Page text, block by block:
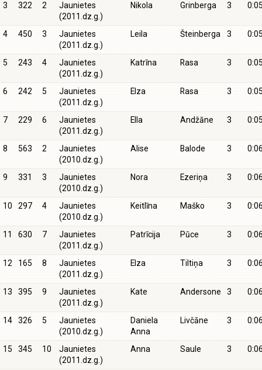
3 322 2
Jaunietes
(2011.dz.g.)
Nikola Grinberga 3
4 450 3
Jaunietes
(2011.dz.g.)
Leila Šteinberga 3
5 243 4
Jaunietes
(2011.dz.g.)
Katrīna Rasa 3
6 242 5
Jaunietes
(2011.dz.g.)
Elza Rasa 3
7 229 6
Jaunietes
(2011.dz.g.)
Ella Andžāne 3
8 563 2
Jaunietes
(2010.dz.g.)
Alise Balode 3
9 331 3
Jaunietes
(2010.dz.g.)
Nora Ezeriņa 3
10 297 4
Jaunietes
(2010.dz.g.)
Keitlīna Maško 3
11 630 7
Jaunietes
(2011.dz.g.)
Patrīcija Pūce 3
12 165 8
Jaunietes
(2011.dz.g.)
Elza Tiltiņa 3
13 395 9
Jaunietes
(2011.dz.g.)
Kate Andersone 3
14 326 5
Jaunietes
(2010.dz.g.)
Daniela
Anna
Livčāne 3
15 345 10
Jaunietes
(2011.dz.g.)
Anna Saule 3